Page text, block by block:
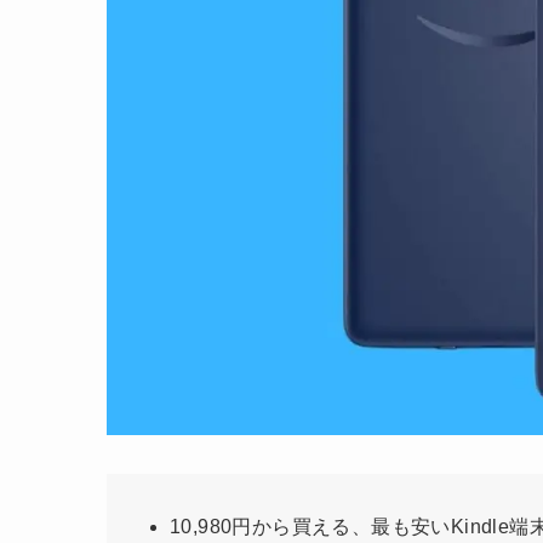
10,980円から買える、最も安いKindle端